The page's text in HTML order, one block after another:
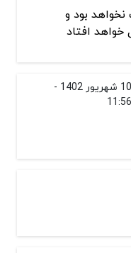
بود و
خواهد افتاد
10 شهریور 1402 -
11:56